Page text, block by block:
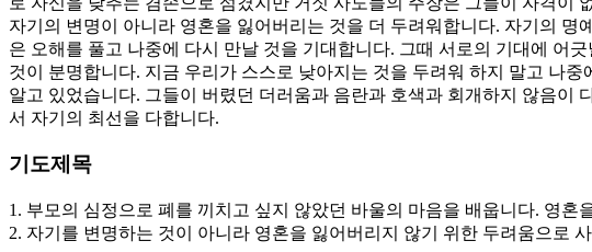
자기의 변명이 아니라 영혼을 잃어버리는 것을 더 두려워합니다. 자기의
은 오해를 풀고 나중에 다시 만날 것을 기대합니다. 그때 서로의 기대에 어
것이 분명합니다. 지금 우리가 스스로 낮아지는 것을 두려워 하지 말고 나
알고 있었습니다. 그들이 버렸던 더러움과 음란과 호색과 회개하지 않음이
서 자기의 최선을 다합니다.
기도제목
1. 부모의 심정으로 폐를 끼치고 싶지 않았던 바울의 마음을 배웁니다. 영혼
2. 자기를 변명하는 것이 아니라 영혼을 잃어버리지 않기 위한 두려움으로